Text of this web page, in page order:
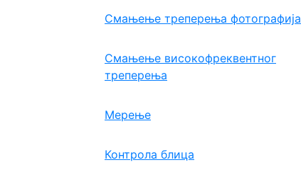
Смањење треперења фотографија
Смањење високофреквентног
треперења
Мерење
Контрола блица